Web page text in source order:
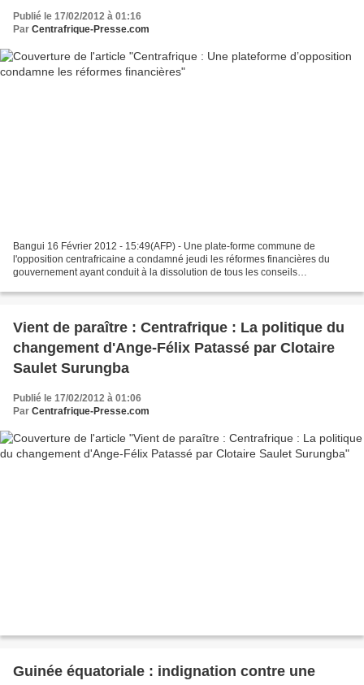
Publié le 17/02/2012 à 01:16
Par Centrafrique-Presse.com
Bangui 16 Février 2012 - 15:49(AFP) - Une plate-forme commune de
l'opposition centrafricaine a condamné jeudi les réformes financières du
gouvernement ayant conduit à la dissolution de tous les conseils
Vient de paraître : Centrafrique : La politique du
changement d'Ange-Félix Patassé par Clotaire
Saulet Surungba
Publié le 17/02/2012 à 01:06
Par Centrafrique-Presse.com
Guinée équatoriale : indignation contre une